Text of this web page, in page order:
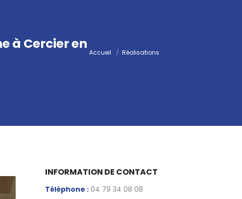
à Cercier en
Accueil Réalisations
INFORMATION DE CONTACT
Téléphone : 04 79 34 08 08